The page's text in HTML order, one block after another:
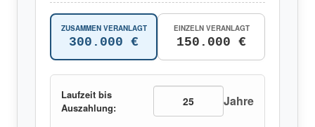
ZUSAMMEN VERANLAGT
300.000 €
EINZELN VERANLAGT
150.000 €
Laufzeit bis
Auszahlung:
Jahre